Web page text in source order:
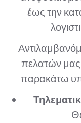
έως την
πελατών μας
παρακάτω